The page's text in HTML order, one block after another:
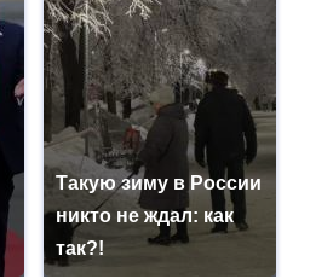
Такую зиму в России
никто не ждал: как
так?!